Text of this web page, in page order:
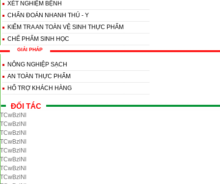
XÉT NGHIỆM BỆNH
CHẨN ĐOÁN NHANH THÚ - Y
KIỂM TRA AN TOÀN VỆ SINH THỰC PHẨM
CHẾ PHẨM SINH HỌC
GIẢI PHÁP
NÔNG NGHIỆP SẠCH
AN TOÀN THỰC PHẨM
HỔ TRỢ KHÁCH HÀNG
ĐỐI TÁC
TCwBzlNl
TCwBzlNl
TCwBzlNl
TCwBzlNl
TCwBzlNl
TCwBzlNl
TCwBzlNl
TCwBzlNl